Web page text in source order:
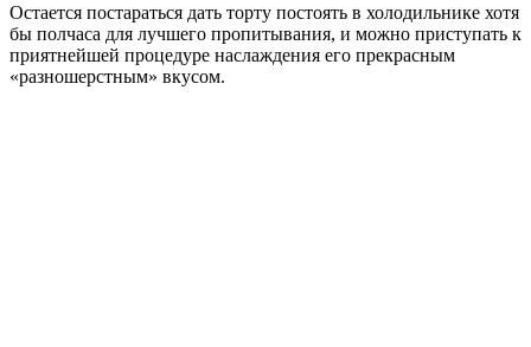
Остается постараться дать торту постоять в холодильнике хотя
бы полчаса для лучшего пропитывания, и можно приступать к
приятнейшей процедуре наслаждения его прекрасным
«разношерстным» вкусом.